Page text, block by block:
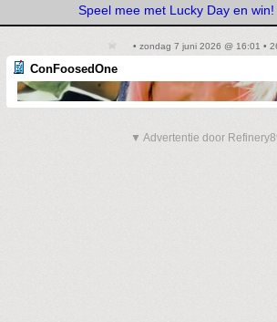
Speel mee met Lucky Day en win!
• zondag 7 juni 2026 @ 16:01 •
ConFoosedOne
▼ Advertentie door